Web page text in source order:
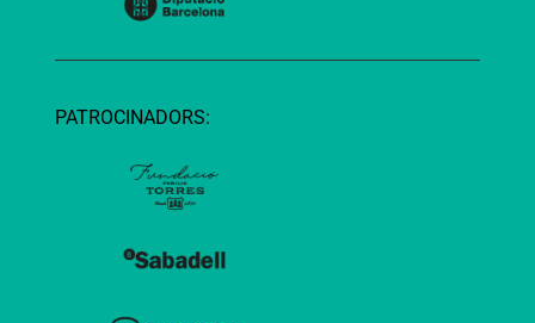
PATROCINADORS: